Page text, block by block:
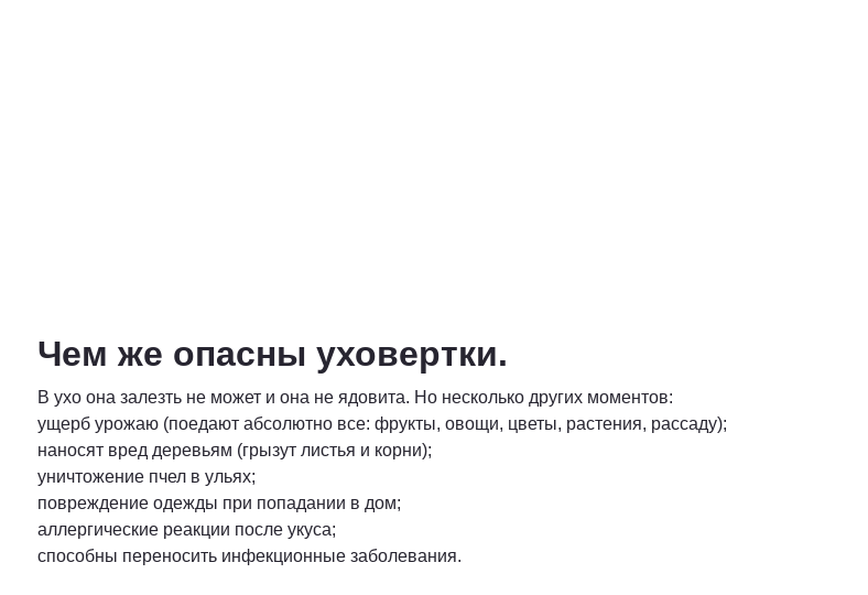
Чем же опасны уховертки.
В ухо она залезть не может и она не ядовита. Но несколько других моментов:
ущерб урожаю (поедают абсолютно все: фрукты, овощи, цветы, растения, рассаду);
наносят вред деревьям (грызут листья и корни);
уничтожение пчел в ульях;
повреждение одежды при попадании в дом;
аллергические реакции после укуса;
способны переносить инфекционные заболевания.